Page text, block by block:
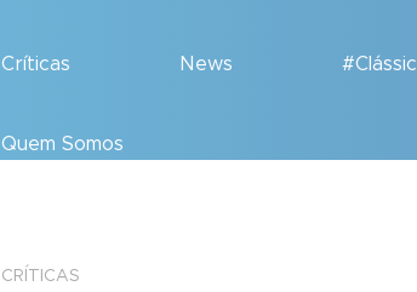
Críticas News
Quem Somos
CRÍTICAS